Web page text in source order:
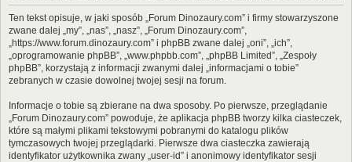
Ten tekst opisuje, w jaki sposób „Forum Dinozaury.com” i firmy stowarzyszone
zwane dalej „my”, „nas”, „nasz”, „Forum Dinozaury.com”,
„https://www.forum.dinozaury.com” i phpBB zwane dalej „oni”, „ich”,
„oprogramowanie phpBB”, „www.phpbb.com”, „phpBB Limited”, „Zespoły
phpBB”, korzystają z informacji zwanymi dalej „informacjami o tobie”
zebranych w czasie dowolnej twojej sesji na forum.
Informacje o tobie są zbierane na dwa sposoby. Po pierwsze, przeglądanie
„Forum Dinozaury.com” powoduje, że aplikacja phpBB tworzy kilka ciasteczek,
które są małymi plikami tekstowymi pobranymi do katalogu plików
tymczasowych twojej przeglądarki. Pierwsze dwa ciasteczka zawierają
identyfikator użytkownika zwany „user-id” i anonimowy identyfikator sesji